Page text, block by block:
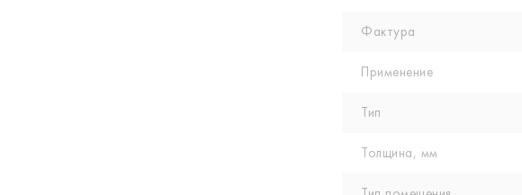
Фактура
Применение
Тип
Толщина, мм